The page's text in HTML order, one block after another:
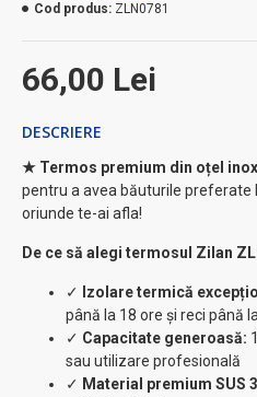
66,00 Lei
Cod produs: ZLN0781
DESCRIERE
★ Termos premium din oțel
pentru a avea băuturile
oriunde te-ai afla!
De ce să alegi termosul Zilan
✓ Izolare termică
până la 18 ore și reci până
✓ Capacitate generoasă:
sau utilizare profesională
✓ Material premium SUS